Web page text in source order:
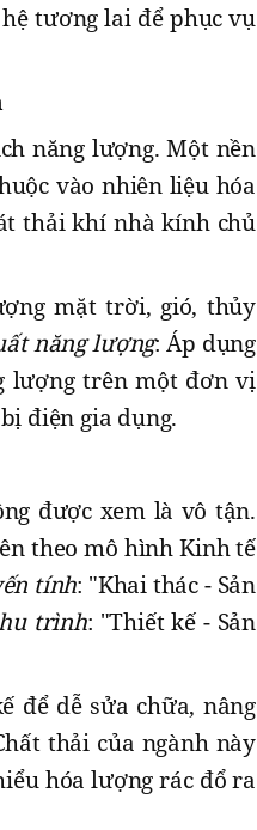
tương lai để phục vụ
năng lượng. Một nền
vào nhiên liệu hóa
thải khí nhà kính chủ
mặt trời, gió, thủy
năng lượng: Áp dụng
lượng trên một đơn vị
điện gia dụng.
được xem là vô tận.
theo mô hình Kinh tế
tính: "Khai thác - Sản
trình: "Thiết kế - Sản
để dễ sửa chữa, nâng
thải của ngành này
hóa lượng rác đổ ra